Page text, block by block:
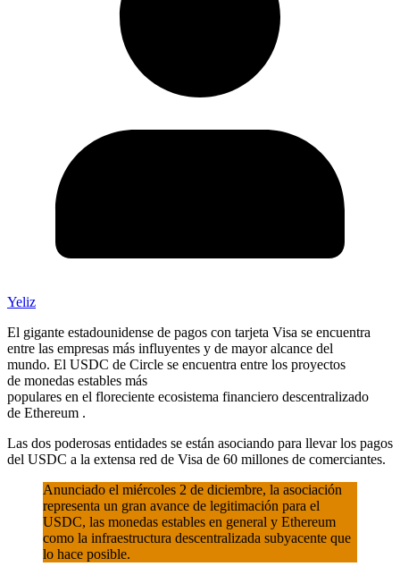
Yeliz
El gigante estadounidense de pagos con tarjeta Visa se encuentra
entre las empresas más influyentes y de mayor alcance del
mundo. El USDC de Circle se encuentra entre los proyectos
de monedas estables más
populares en el floreciente ecosistema financiero descentralizado
de Ethereum .
Las dos poderosas entidades se están asociando para llevar los pagos
del USDC a la extensa red de Visa de 60 millones de comerciantes.
Anunciado el miércoles 2 de diciembre, la asociación
representa un gran avance de legitimación para el
USDC, las monedas estables en general y Ethereum
como la infraestructura descentralizada subyacente que
lo hace posible.